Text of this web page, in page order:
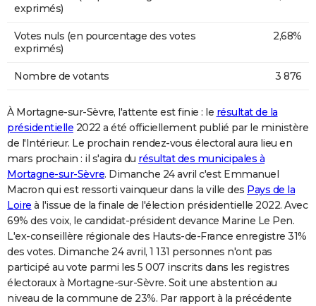
exprimés)
Votes nuls (en pourcentage des votes
exprimés)
2,68%
Nombre de votants 3 876
À Mortagne-sur-Sèvre, l'attente est finie : le résultat de la
présidentielle 2022 a été officiellement publié par le ministère
de l'Intérieur. Le prochain rendez-vous électoral aura lieu en
mars prochain : il s'agira du résultat des municipales à
Mortagne-sur-Sèvre. Dimanche 24 avril c'est Emmanuel
Macron qui est ressorti vainqueur dans la ville des Pays de la
Loire à l'issue de la finale de l'élection présidentielle 2022. Avec
69% des voix, le candidat-président devance Marine Le Pen.
L'ex-conseillère régionale des Hauts-de-France enregistre 31%
des votes. Dimanche 24 avril, 1 131 personnes n'ont pas
participé au vote parmi les 5 007 inscrits dans les registres
électoraux à Mortagne-sur-Sèvre. Soit une abstention au
niveau de la commune de 23%. Par rapport à la précédente